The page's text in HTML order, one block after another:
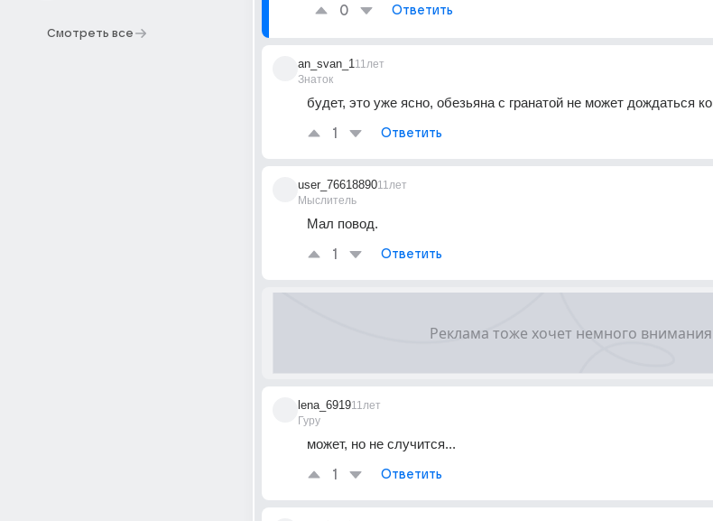
Смотреть все
0 Ответить
an_svan_1
Знаток
11лет
будет, это уже ясно, обезьяна с гранатой не может дождаться
1 Ответить
user_76618890
Мыслитель
11лет
Мал повод.
1 Ответить
lena_6919
Гуру
11лет
может, но не случится...
1 Ответить